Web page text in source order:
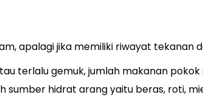
apalagi jika memiliki riwayat tekanan
terlalu gemuk, jumlah makanan
sumber hidrat arang yaitu beras, roti,